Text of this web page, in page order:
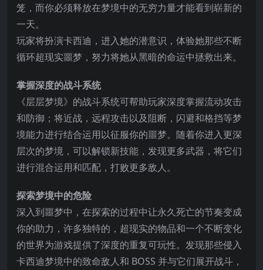
笼，而你必须释放在梦境中的无穷力量才能看到崭新的
一天。
玩家将扮演卡西迪，进入她的潜意识，体验她那些不断
循环超现实噩梦，努力将她从黑暗的命运中拯救出来。
掌握深度的战斗系统
《层层梦境》的战斗系统可帮助玩家深度掌握流动攻击
和防御；将近战，远程攻击以及阻断，闪避和格挡等梦
境能力进行结合运用以征服你的噩梦。随着你进入更深
层次的梦境，可以解锁新技能，发现更多武器，将它们
进行混合运用和匹配，打败更多敌人。
探索梦境中的危险
深入到噩梦中，在探索的过程中让永久死亡的节奏变成
你的助力，许多独特的，超现实的物品和一个不断变化
的世界为游戏提供了深度的重复可玩性。发现那些侵入
卡西迪梦境中的致命敌人和 BOSS 并与它们展开战斗，